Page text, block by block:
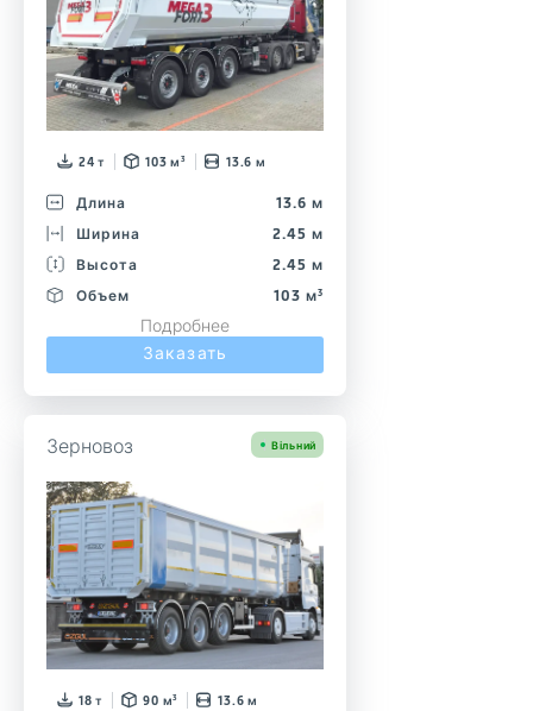
24 т 103 м³ 13.6 м
Длина
13.6 м
Ширина
2.45 м
Высота
2.45 м
Объем
103 м³
Подробнее
Заказать
Зерновоз Вільний
18 т 90 м³ 13.6 м